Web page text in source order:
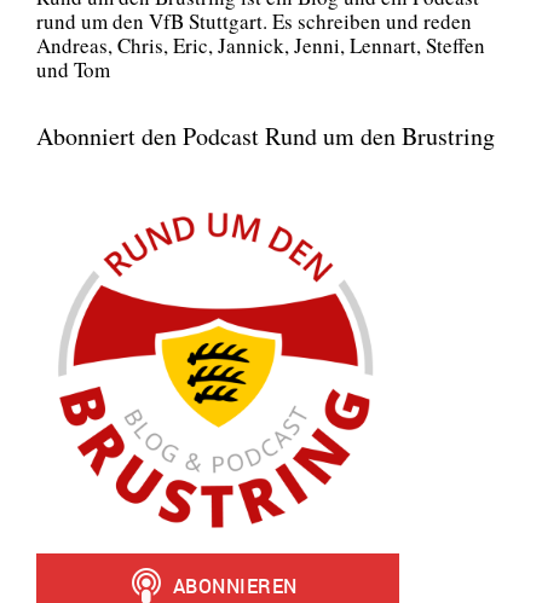
rund um den VfB Stutt­gart. Es schrei­ben und reden
Andre­as, Chris, Eric, Jan­nick, Jen­ni, Lenn­art, Stef­fen
und Tom
Abonniert den Podcast Rund um den Brustring